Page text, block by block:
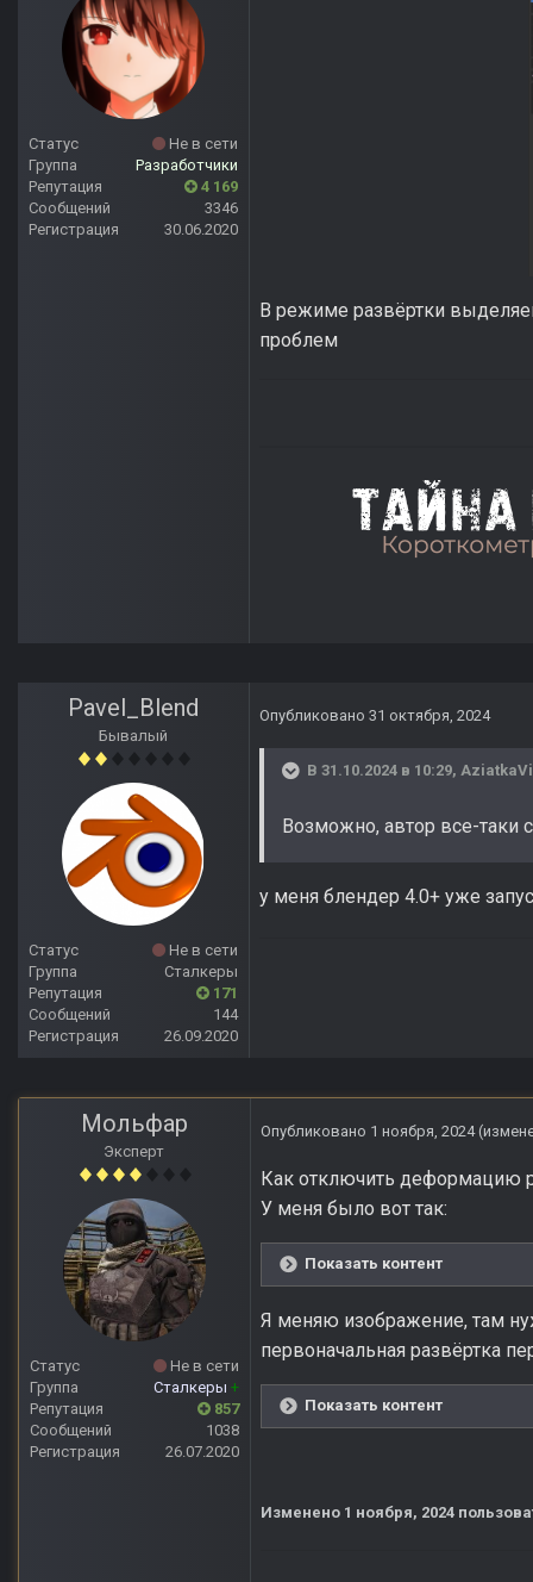
Статус
Не в сети
Группа
Разработчики
Репутация
4 169
Сообщений
3346
Регистрация
30.06.2020
В режиме развёртки
проблем
Pavel_Blend
Бывалый
Статус
Не в сети
Группа
Сталкеры
Репутация
171
Сообщений
144
Регистрация
26.09.2020
Опубликовано 31 октября, 2024
В 31.10.2024 в 10:29,
Возможно, автор все-таки
у меня блендер 4.0+ уже
Мольфар
Эксперт
Статус
Не в сети
Группа
Сталкеры +
Репутация
857
Сообщений
1038
Регистрация
26.07.2020
Опубликовано 1 ноября, 2024
Как отключить деформацию
У меня было вот так:
Показать контент
Я меняю изображение, там
первоначальная развёртка
Показать контент
Изменено 1 ноября, 2024